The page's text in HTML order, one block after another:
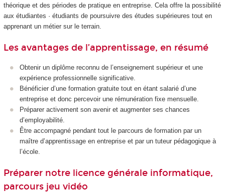
théorique et des périodes de pratique en entreprise. Cela offre la possibilité
aux étudiantes · étudiants de poursuivre des études supérieures tout en
apprenant un métier sur le terrain.
Les avantages de l’apprentissage, en résumé
Obtenir un diplôme reconnu de l’enseignement supérieur et une
expérience professionnelle significative.
Bénéficier d’une formation gratuite tout en étant salarié d’une
entreprise et donc percevoir une rémunération fixe mensuelle.
Préparer activement son avenir et augmenter ses chances
d’employabilité.
Être accompagné pendant tout le parcours de formation par un
maître d’apprentissage en entreprise et par un tuteur pédagogique à
l’école.
Préparer notre licence générale informatique,
parcours jeu vidéo